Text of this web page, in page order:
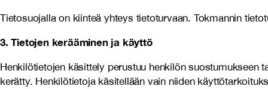
Tietosuojalla on kiinteä yhteys tietoturvaan. Tokmannin
3. Tietojen kerääminen ja käyttö
Henkilötietojen käsittely perustuu henkilön suostumukseen
kerätty. Henkilötietoja käsitellään vain niiden